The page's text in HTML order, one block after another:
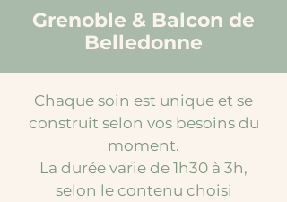
Grenoble & Balcon de
Belledonne
Chaque soin est unique et se
construit selon vos besoins du
moment.
La durée varie de 1h30 à 3h,
selon le contenu choisi